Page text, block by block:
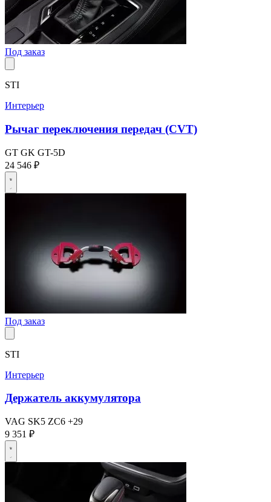
Под заказ
STI
Интерьер
Рычаг переключения передач (CVT)
GT GK GT-5D
24 546 ₽
Под заказ
STI
Интерьер
Держатель аккумулятора
VAG SK5 ZC6 +29
9 351 ₽